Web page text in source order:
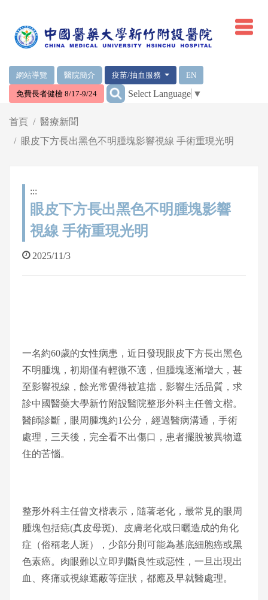
網站導覽 醫院簡介 疫苗/抽血服務 EN
免費長者健檢 8/17-9/24 ::: Select Language ▼
首頁
醫療新聞
眼皮下方長出黑色不明腫塊影響視線 手術重現光明
:::
眼皮下方長出黑色不明腫塊影響
視線 手術重現光明
2025/11/3
一名約60歲的女性病患，近日發現眼皮下方長出黑色
不明腫塊，初期僅有輕微不適，但腫塊逐漸增大，甚
至影響視線，餘光常覺得被遮擋，影響生活品質，求
診中國醫藥大學新竹附設醫院整形外科主任曾文楷。
醫師診斷，眼周腫塊約1公分，經過醫病溝通，手術
處理，三天後，完全看不出傷口，患者擺脫被異物遮
住的苦惱。
整形外科主任曾文楷表示，隨著老化，最常見的眼周
腫塊包括痣(真皮母斑)、皮膚老化或日曬造成的角化
症（俗稱老人斑），少部分則可能為基底細胞癌或黑
色素癌。肉眼難以立即判斷良性或惡性，一旦出現出
血、疼痛或視線遮蔽等症狀，都應及早就醫處理。